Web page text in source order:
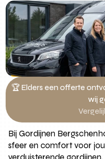
🏆 Elders een offerte
wij
Bij Gordijnen
sfeer en comfort voor